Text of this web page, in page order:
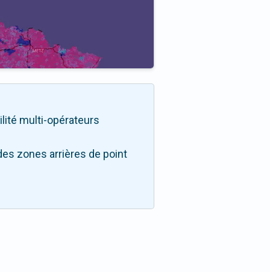
multi-opérateurs
zones arrières de point